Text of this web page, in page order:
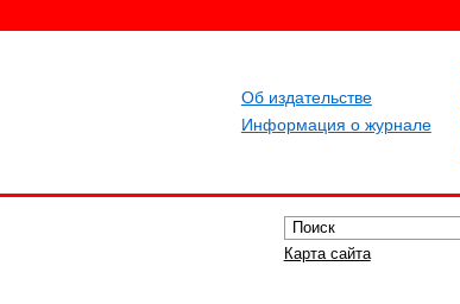
Об издательстве
Информация о журнале
Карта сайта